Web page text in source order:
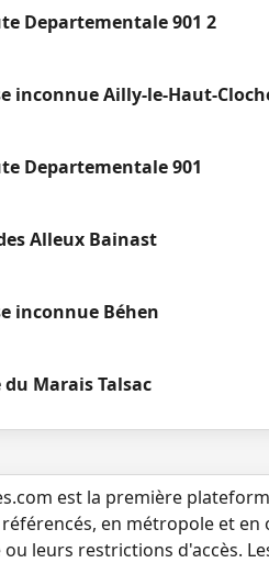
Departementale 901 2
inconnue Ailly-le-Haut-
Departementale 901
Alleux Bainast
inconnue Béhen
du Marais Talsac
est la première
en métropole et
leurs restrictions d'accès.